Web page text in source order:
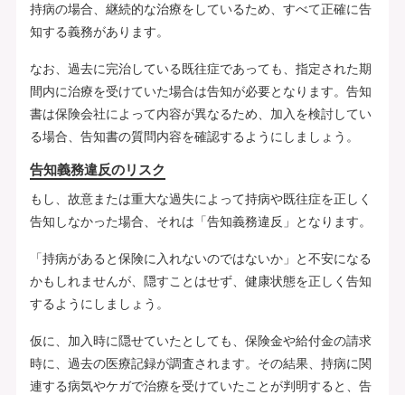
持病の場合、継続的な治療をしているため、すべて正確に告
知する義務があります。
なお、過去に完治している既往症であっても、指定された期
間内に治療を受けていた場合は告知が必要となります。告知
書は保険会社によって内容が異なるため、加入を検討してい
る場合、告知書の質問内容を確認するようにしましょう。
告知義務違反のリスク
もし、故意または重大な過失によって持病や既往症を正しく
告知しなかった場合、それは「告知義務違反」となります。
「持病があると保険に入れないのではないか」と不安になる
かもしれませんが、隠すことはせず、健康状態を正しく告知
するようにしましょう。
仮に、加入時に隠せていたとしても、保険金や給付金の請求
時に、過去の医療記録が調査されます。その結果、持病に関
連する病気やケガで治療を受けていたことが判明すると、告